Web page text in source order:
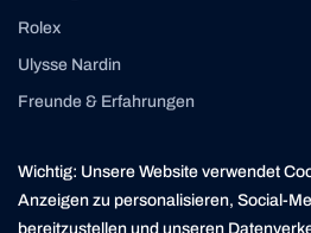
Rolex
Ulysse Nardin
Freunde & Erfahrungen
Instagram Linkedin
contact@yourasset.com
Wichtig: Unsere Website verwendet
Anzeigen zu personalisieren, Social-
bereitzustellen und unseren